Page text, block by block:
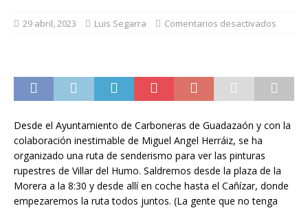
29 abril, 2023 Luis Segarra Comentarios desactivados
Desde el Ayuntamiento de Carboneras de Guadazaón y con la
colaboración inestimable de Miguel Angel Herráiz, se ha
organizado una ruta de senderismo para ver las pinturas
rupestres de Villar del Humo. Saldremos desde la plaza de la
Morera a la 8:30 y desde allí en coche hasta el Cañízar, donde
empezaremos la ruta todos juntos. (La gente que no tenga